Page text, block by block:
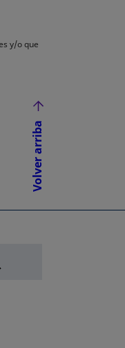
y/o que
Volver arriba